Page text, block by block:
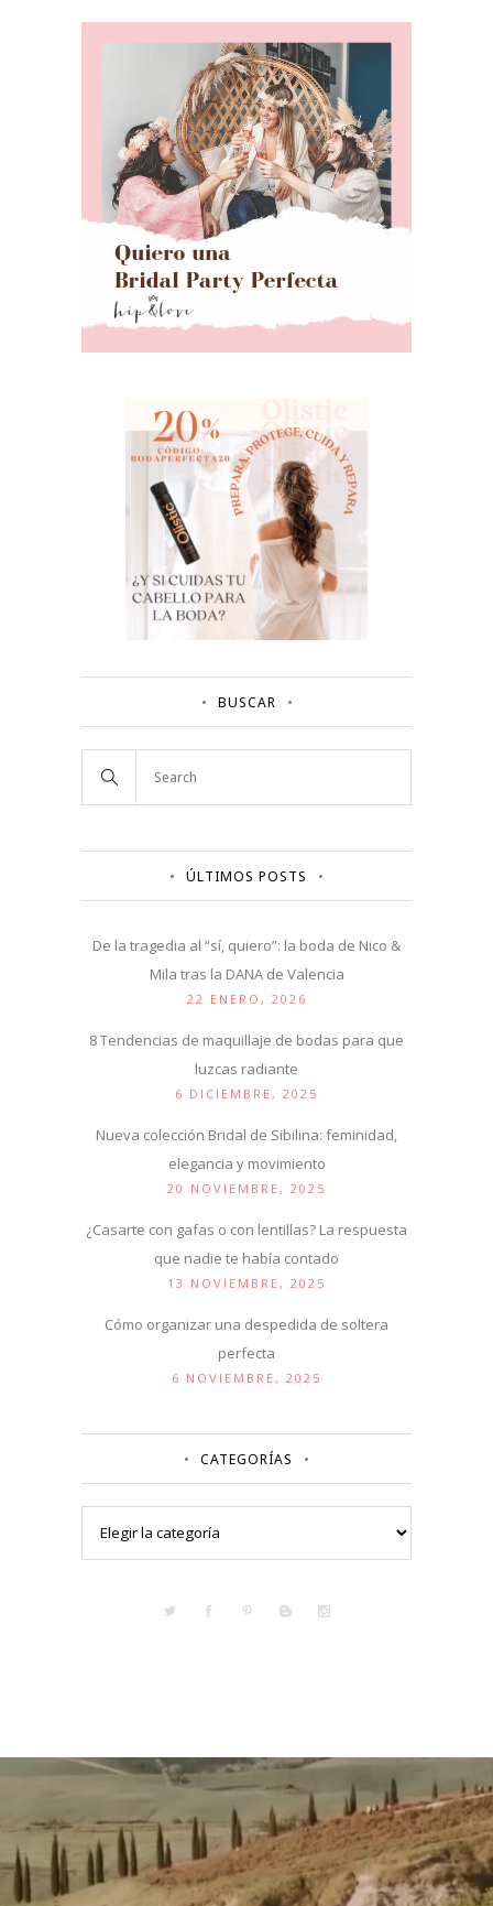
BUSCAR
ÚLTIMOS POSTS
De la tragedia al “sí, quiero”: la boda de Nico &
Mila tras la DANA de Valencia
22 ENERO, 2026
8 Tendencias de maquillaje de bodas para que
luzcas radiante
6 DICIEMBRE, 2025
Nueva colección Bridal de Sibilina: feminidad,
elegancia y movimiento
20 NOVIEMBRE, 2025
¿Casarte con gafas o con lentillas? La respuesta
que nadie te había contado
13 NOVIEMBRE, 2025
Cómo organizar una despedida de soltera
perfecta
6 NOVIEMBRE, 2025
CATEGORÍAS